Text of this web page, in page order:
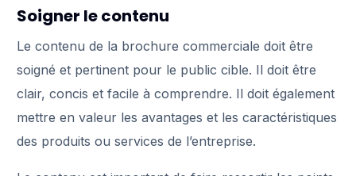
Soigner le contenu
Le contenu de la brochure commerciale doit être
soigné et pertinent pour le public cible. Il doit être
clair, concis et facile à comprendre. Il doit également
mettre en valeur les avantages et les caractéristiques
des produits ou services de l’entreprise.